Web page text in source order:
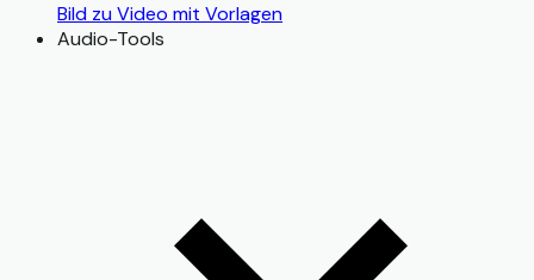
Bild zu Video mit Vorlagen
Audio-Tools